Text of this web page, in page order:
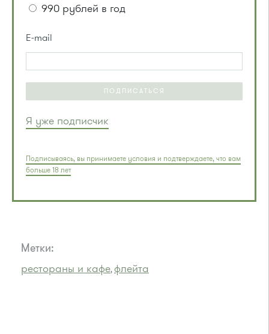
990 рублей в год
E-mail
ПОДПИСАТЬСЯ
Я уже подписчик
Подписываясь, вы принимаете условия и подтверждаете, что вам
больше 18 лет
Метки:
рестораны и кафе,флейта